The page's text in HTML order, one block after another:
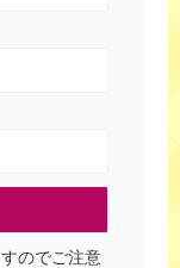
のでご注意